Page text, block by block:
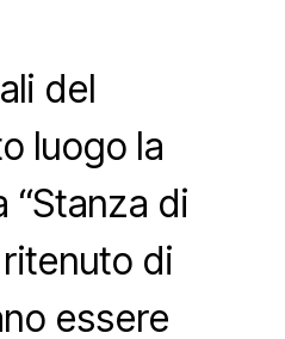
del
luogo la
di
di
essere